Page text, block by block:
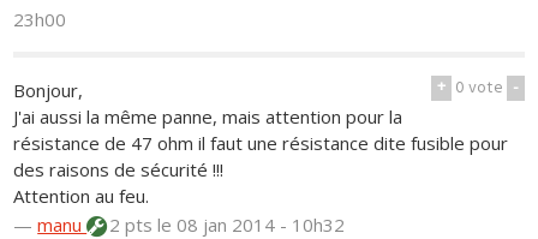
23h00
+ 0vote -
Bonjour,
J'ai aussi la même panne, mais attention pour la
résistance de 47 ohm il faut une résistance dite fusible pour
des raisons de sécurité !!!
Attention au feu.
—manu 2 ptsle 08 jan 2014 - 10h32